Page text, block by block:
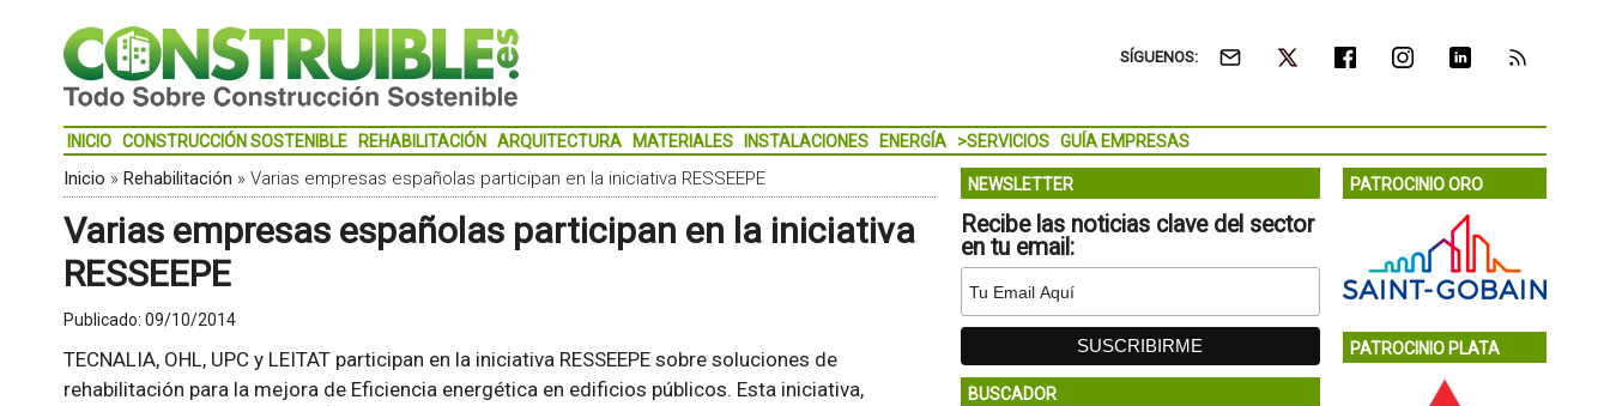
SÍGUENOS:
INICIO CONSTRUCCIÓN SOSTENIBLE REHABILITACIÓN ARQUITECTURA MATERIALES INSTALACIONES ENERGÍA >SERVICIOS GUÍA EMPRESAS
Inicio » Rehabilitación » Varias empresas españolas participan en la iniciativa RESSEEPE
Varias empresas españolas participan en la iniciativa
RESSEEPE
Publicado: 09/10/2014
TECNALIA, OHL, UPC y LEITAT participan en la iniciativa RESSEEPE sobre soluciones de
rehabilitación para la mejora de Eficiencia energética en edificios públicos. Esta iniciativa,
NEWSLETTER
Recibe las noticias clave del sector
en tu email:
BUSCADOR
PATROCINIO ORO
PATROCINIO PLATA